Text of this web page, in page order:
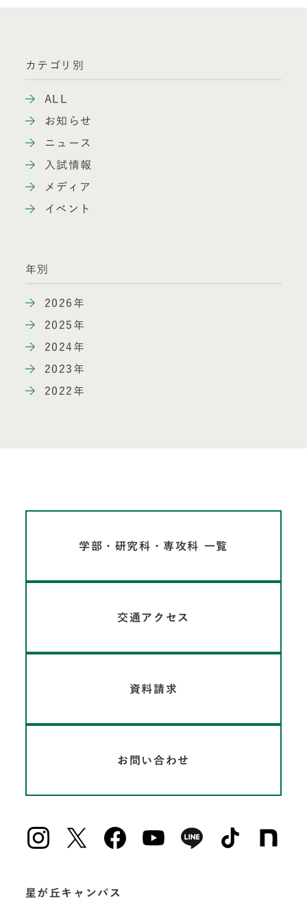
カテゴリ別
ALL
お知らせ
ニュース
入試情報
メディア
イベント
年別
2026年
2025年
2024年
2023年
2022年
学部・研究科・専攻科 一覧
交通アクセス
資料請求
お問い合わせ
星が丘キャンパス